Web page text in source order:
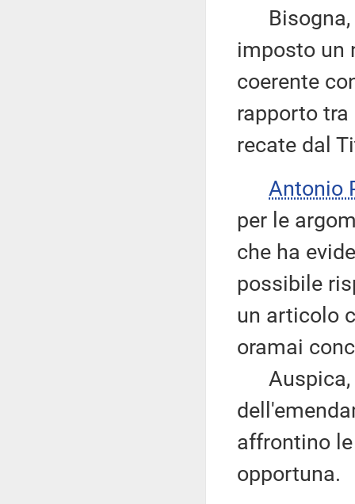
Bisogna,
imposto un
coerente
rapporto
recate dal
Antonio
per le
che ha
possibile
un articolo
oramai
Auspica,
affrontino
opportuna.